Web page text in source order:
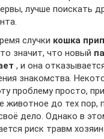
лучше поискать
случки кошка
значит, что новый
, и она
знакомства.
проблему просто,
животное до тех пор,
дело. Однако в
риск травм